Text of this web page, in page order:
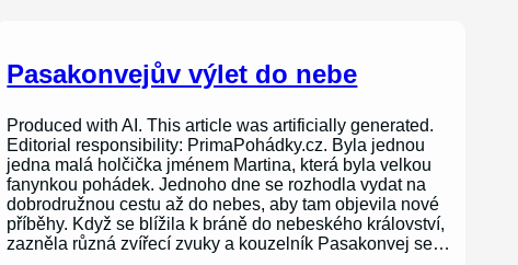
Pasakonvejův výlet do nebe
Produced with AI. This article was artificially generated.
Editorial responsibility: PrimaPohádky.cz. Byla jednou
jedna malá holčička jménem Martina, která byla velkou
fanynkou pohádek. Jednoho dne se rozhodla vydat na
dobrodružnou cestu až do nebes, aby tam objevila nové
příběhy. Když se blížila k bráně do nebeského království,
zazněla různá zvířecí zvuky a kouzelník Pasakonvej se…